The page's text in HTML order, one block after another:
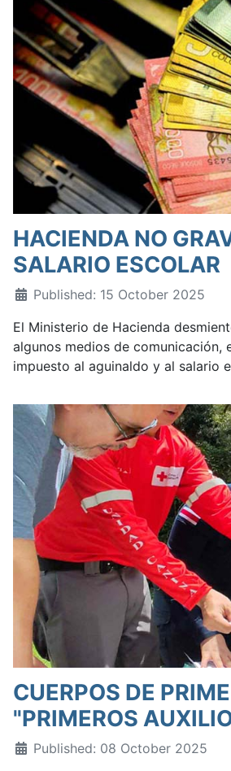
HACIENDA NO
SALARIO ESCOLAR
Published: 15 October 2025
El Ministerio de Hacienda
algunos medios de comunicación,
impuesto al aguinaldo y al salario
CUERPOS DE
"PRIMEROS
Published: 08 October 2025